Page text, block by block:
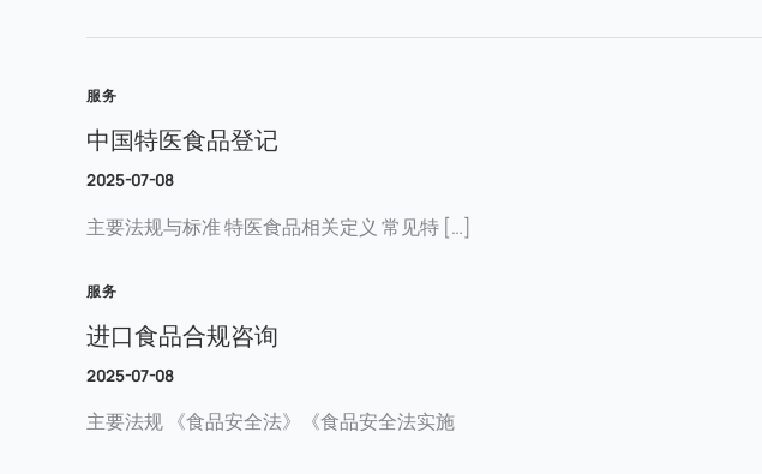
服务
中国特医食品登记
2025-07-08
主要法规与标准 特医食品相关定义 常见特 […]
服务
进口食品合规咨询
2025-07-08
主要法规 《食品安全法》《食品安全法实施